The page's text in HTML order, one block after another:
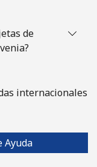
de
internacionales
Ayuda